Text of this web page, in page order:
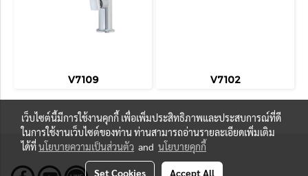
V7109 V7102
เว็บไซต์นี้มีการใช้งานคุกกี้ เพื่อเพิ่มประสิทธิภาพและประสบการณ์ที่ดี
ในการใช้งานเว็บไซต์ของท่าน ท่านสามารถอ่านรายละเอียดเพิ่มเติม
ได้ที่นโยบายความเป็นส่วนตัว and นโยบายคุกกี้
Set Cookies Accept All